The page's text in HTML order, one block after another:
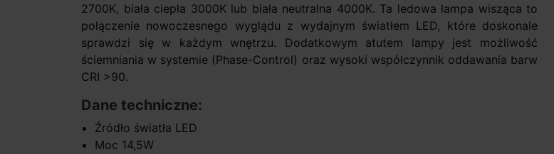
2700K, biała ciepła 3000K lub biała neutralna 4000K. Ta ledowa lampa wisząca to
połączenie nowoczesnego wyglądu z wydajnym światłem LED, które doskonale
sprawdzi się w każdym wnętrzu. Dodatkowym atutem lampy jest możliwość
ściemniania w systemie (Phase-Control) oraz wysoki współczynnik oddawania barw
CRI >90.
Dane techniczne:
Źródło światła LED
Moc 14,5W